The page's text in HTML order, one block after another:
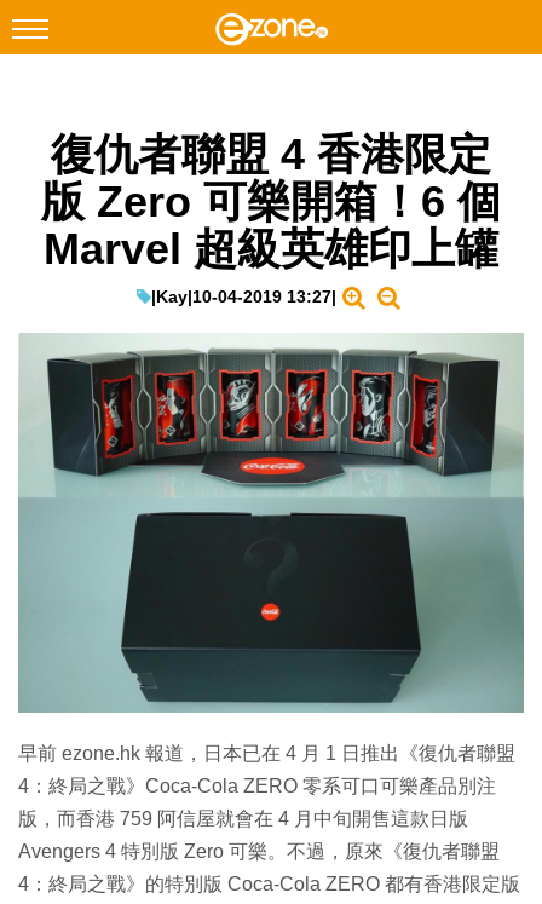
Facebook Instagram
科技焦點
網絡生活
教學評測
EduTech
IT Times
生成式AI與雲端應用
Enterprise Digital Transformation
復仇者聯盟 4 香港限定
版 Zero 可樂開箱！6 個
Marvel 超級英雄印上罐
|Kay|10-04-2019 13:27|
早前 ezone.hk 報道，日本已在 4 月 1 日推出《復仇者聯盟
4：終局之戰》Coca-Cola ZERO 零系可口可樂產品別注
版，而香港 759 阿信屋就會在 4 月中旬開售這款日版
Avengers 4 特別版 Zero 可樂。不過，原來《復仇者聯盟
4：終局之戰》的特別版 Coca-Cola ZERO 都有香港限定版